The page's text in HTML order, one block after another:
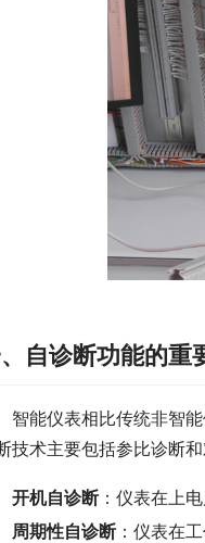
自诊断功能的重
能仪表相比传统非智能
技术主要包括参比诊断
开机自诊断 ：仪表在上
周期性自诊断 ：仪表在